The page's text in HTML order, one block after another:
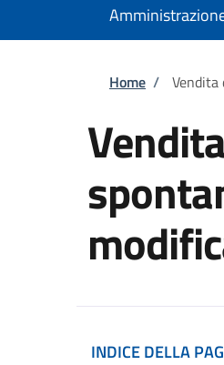
Home /
INDICE DELLA